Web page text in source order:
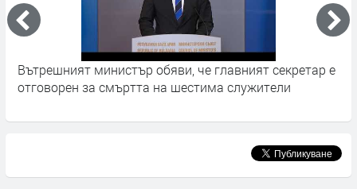
Вътрешният министър обяви, че главният секретар е
отговорен за смъртта на шестима служители